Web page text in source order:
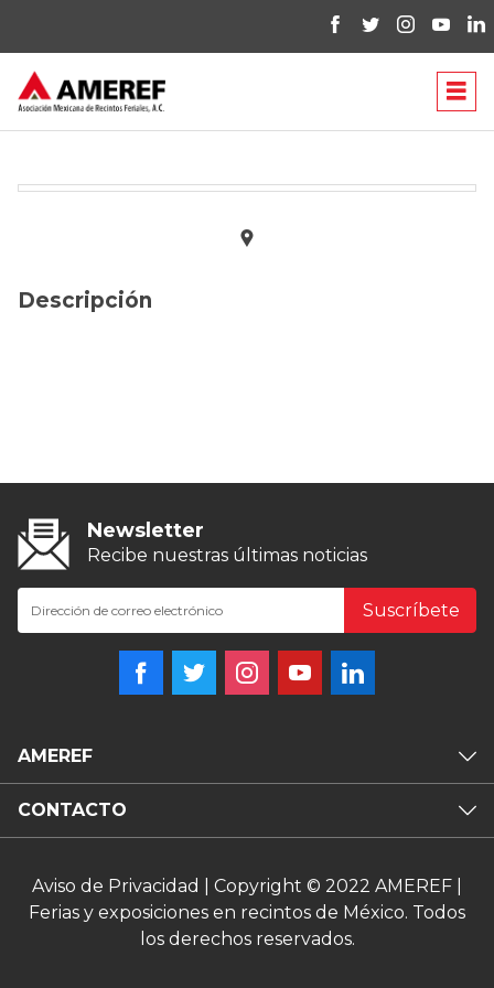
Descripción
AMEREF
CONTACTO
Newsletter
Recibe nuestras últimas noticias
Suscríbete
Aviso de Privacidad
| Copyright © 2022 AMEREF |
Ferias y exposiciones en recintos de México. Todos
los derechos reservados.